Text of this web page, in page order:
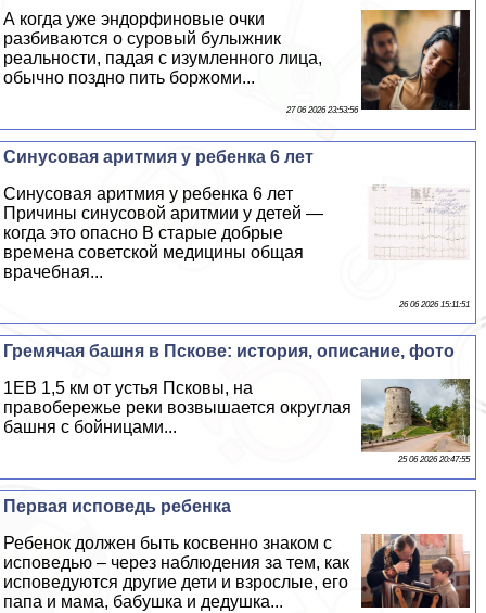
А когда уже эндорфиновые очки
разбиваются о суровый булыжник
реальности, падая с изумленного лица,
обычно поздно пить боржоми...
27 06 2026 23:53:56
Синусовая аритмия у ребенка 6 лет
Синусовая аритмия у ребенка 6 лет
Причины синусовой аритмии у детей —
когда это опасно В старые добрые
времена советской медицины общая
врачебная...
26 06 2026 15:11:51
Гремячая башня в Пскове: история, описание, фото
1EВ 1,5 км от устья Псковы, на
правобережье реки возвышается округлая
башня с бойницами...
25 06 2026 20:47:55
Первая исповедь ребенка
Ребенок должен быть косвенно знаком с
исповедью – через наблюдения за тем, как
исповедуются другие дети и взрослые, его
папа и мама, бабушка и дедушка...